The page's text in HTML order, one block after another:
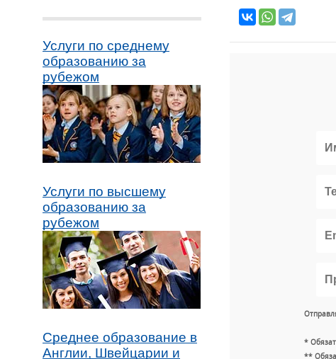
Услуги по среднему
образованию за
рубежом
Услуги по высшему
образованию за
рубежом
Среднее образование в
Англии, Швейцарии и
*
**